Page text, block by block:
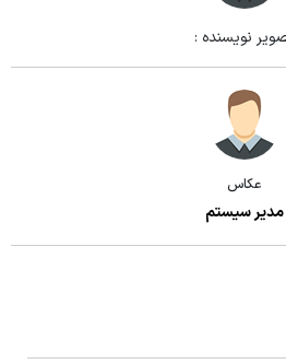
نویسنده :
عکاس
مدیر سیستم